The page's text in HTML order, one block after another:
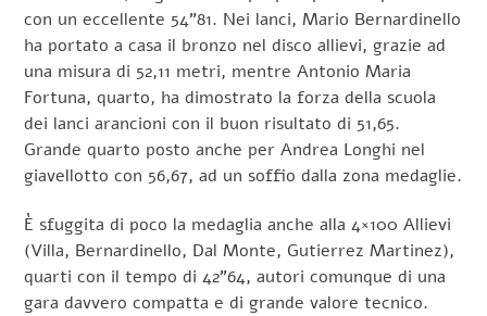
con un eccellente 54”81. Nei lanci, Mario Bernardinello
ha portato a casa il bronzo nel disco allievi, grazie ad
una misura di 52,11 metri, mentre Antonio Maria
Fortuna, quarto, ha dimostrato la forza della scuola
dei lanci arancioni con il buon risultato di 51,65.
Grande quarto posto anche per Andrea Longhi nel
giavellotto con 56,67, ad un soffio dalla zona medaglie.
È sfuggita di poco la medaglia anche alla 4×100 Allievi
(Villa, Bernardinello, Dal Monte, Gutierrez Martinez),
quarti con il tempo di 42”64, autori comunque di una
gara davvero compatta e di grande valore tecnico.